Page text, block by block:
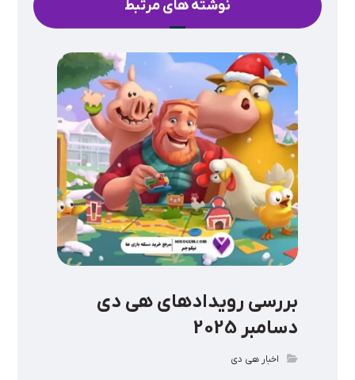
نوشته های مرتبط
بررسی رویدادهای هی دی
دسامبر 2025
اخبار هی دی